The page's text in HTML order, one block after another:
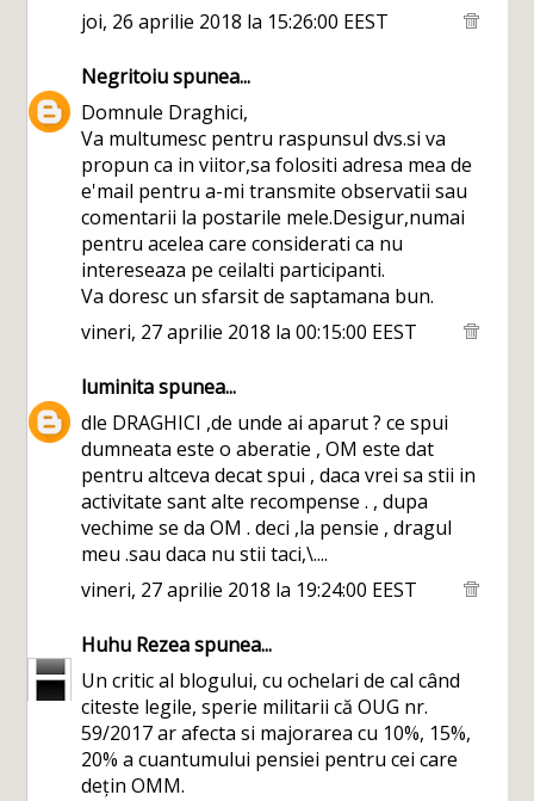
joi, 26 aprilie 2018 la 15:26:00 EEST
Negritoiuspunea...
Domnule Draghici,
Va multumesc pentru raspunsul dvs.si va
propun ca in viitor,sa folositi adresa mea de
e'mail pentru a-mi transmite observatii sau
comentarii la postarile mele.Desigur,numai
pentru acelea care considerati ca nu
intereseaza pe ceilalti participanti.
Va doresc un sfarsit de saptamana bun.
vineri, 27 aprilie 2018 la 00:15:00 EEST
luminitaspunea...
dle DRAGHICI ,de unde ai aparut ? ce spui
dumneata este o aberatie , OM este dat
pentru altceva decat spui , daca vrei sa stii in
activitate sant alte recompense . , dupa
vechime se da OM . deci ,la pensie , dragul
meu .sau daca nu stii taci,\....
vineri, 27 aprilie 2018 la 19:24:00 EEST
Huhu Rezeaspunea...
Un critic al blogului, cu ochelari de cal când
citeste legile, sperie militarii că OUG nr.
59/2017 ar afecta si majorarea cu 10%, 15%,
20% a cuantumului pensiei pentru cei care
dețin OMM.